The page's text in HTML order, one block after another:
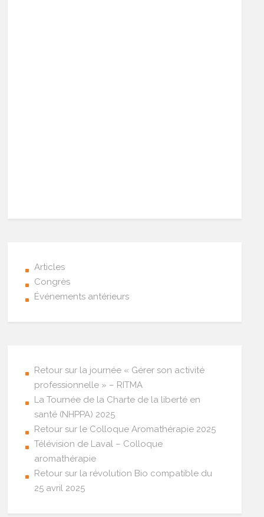
Articles
Congrès
Événements antérieurs
Retour sur la journée « Gérer son activité
professionnelle » – RITMA
La Tournée de la Charte de la liberté en
santé (NHPPA) 2025
Retour sur le Colloque Aromathérapie 2025
Télévision de Laval – Colloque
aromathérapie
Retour sur la révolution Bio compatible du
25 avril 2025